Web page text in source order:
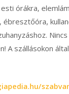
órákra,
A szállásokon